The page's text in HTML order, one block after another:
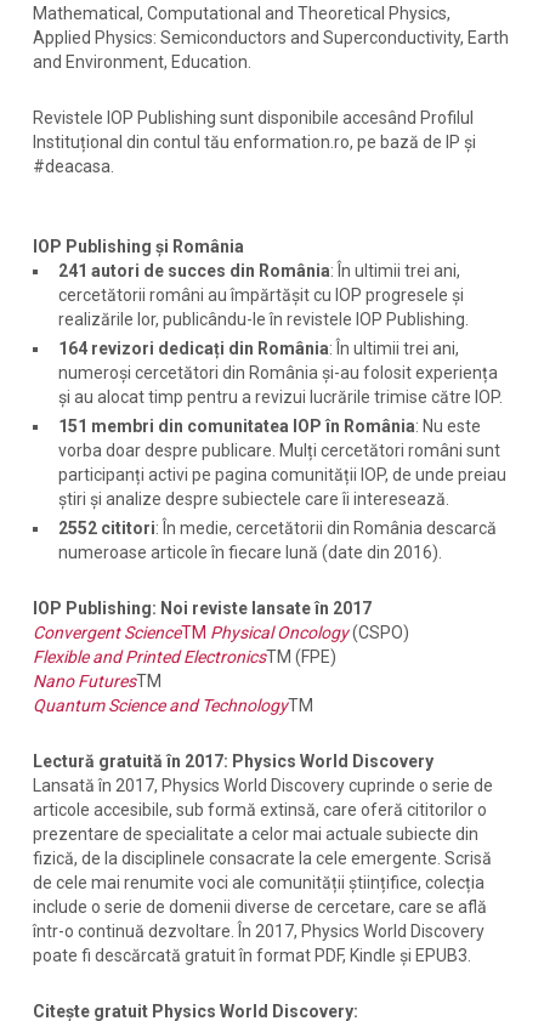
Mathematical, Computational and Theoretical Physics,
Applied Physics: Semiconductors and Superconductivity, Earth
and Environment, Education.
Revistele IOP Publishing sunt disponibile accesând Profilul
Instituțional din contul tău enformation.ro, pe bază de IP și
#deacasa.
IOP Publishing și România
241 autori de succes din România: În ultimii trei ani,
cercetătorii români au împărtășit cu IOP progresele și
realizările lor, publicându-le în revistele IOP Publishing.
164 revizori dedicați din România: În ultimii trei ani,
numeroși cercetători din România și-au folosit experiența
și au alocat timp pentru a revizui lucrările trimise către IOP.
151 membri din comunitatea IOP în România: Nu este
vorba doar despre publicare. Mulți cercetători români sunt
participanți activi pe pagina comunității IOP, de unde preiau
știri și analize despre subiectele care îi interesează.
2552 cititori: În medie, cercetătorii din România descarcă
numeroase articole în fiecare lună (date din 2016).
IOP Publishing: Noi reviste lansate în 2017
Convergent ScienceTM Physical Oncology(CSPO)
Flexible and Printed ElectronicsTM (FPE)
Nano FuturesTM
Quantum Science and TechnologyTM
Lectură gratuită în 2017: Physics World Discovery
Lansată în 2017, Physics World Discovery cuprinde o serie de
articole accesibile, sub formă extinsă, care oferă cititorilor o
prezentare de specialitate a celor mai actuale subiecte din
fizică, de la disciplinele consacrate la cele emergente. Scrisă
de cele mai renumite voci ale comunității științifice, colecția
include o serie de domenii diverse de cercetare, care se află
într-o continuă dezvoltare. În 2017, Physics World Discovery
poate fi descărcată gratuit în format PDF, Kindle și EPUB3.
Citește gratuit Physics World Discovery: